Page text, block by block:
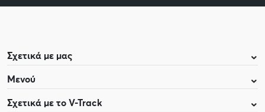
Σχετικά με μας
Μενού
Σχετικά με το V-Track